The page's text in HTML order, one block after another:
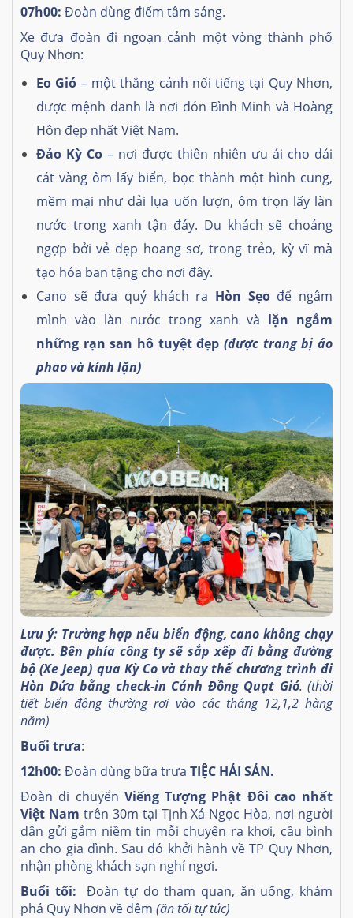
07h00: Đoàn dùng điểm tâm sáng.
Xe đưa đoàn đi ngoạn cảnh một vòng thành phố
Quy Nhơn:
Eo Gió – một thắng cảnh nổi tiếng tại Quy Nhơn,
được mệnh danh là nơi đón Bình Minh và Hoàng
Hôn đẹp nhất Việt Nam.
Đảo Kỳ Co – nơi được thiên nhiên ưu ái cho dải
cát vàng ôm lấy biển, bọc thành một hình cung,
mềm mại như dải lụa uốn lượn, ôm trọn lấy làn
nước trong xanh tận đáy. Du khách sẽ choáng
ngợp bởi vẻ đẹp hoang sơ, trong trẻo, kỳ vĩ mà
tạo hóa ban tặng cho nơi đây.
Cano sẽ đưa quý khách ra Hòn Sẹođể ngâm
mình vào làn nước trong xanh và lặn ngắm
những rạn san hô tuyệt đẹp (được trang bị áo
phao và kính lặn)
Lưu ý: Trường hợp nếu biển động, cano không chạy
được. Bên phía công ty sẽ sắp xếp đi bằng đường
bộ (Xe Jeep) qua Kỳ Co và thay thế chương trình đi
Hòn Dứa bằng check-in Cánh Đồng Quạt Gió. (thời
tiết biển động thường rơi vào các tháng 12,1,2 hàng
năm)
Buổi trưa:
12h00: Đoàn dùng bữa trưa TIỆC HẢI SẢN.
Đoàn di chuyển Viếng Tượng Phật Đôi cao nhất
Việt Nam trên 30m tại Tịnh Xá Ngọc Hòa, nơi người
dân gửi gắm niềm tin mỗi chuyến ra khơi, cầu bình
an cho gia đình. Sau đó khởi hành về TP Quy Nhơn,
nhận phòng khách sạn nghỉ ngơi.
Buổi tối: Đoàn tự do tham quan, ăn uống, khám
phá Quy Nhơn về đêm (ăn tối tự túc)